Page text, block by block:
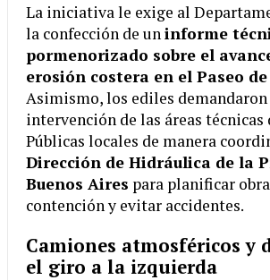
La iniciativa le exige al
la confección de uninforme
pormenorizado sobre el
erosión costera en el Paseo
Asimismo, los ediles
intervención de las áreas técnicas
Públicas locales de manera
Dirección de Hidráulica de la
Buenos Aires para planificar
contención y evitar accidentes.
Camiones atmosféricos y
el giro a la izquierda